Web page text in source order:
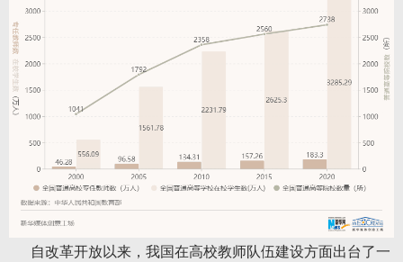
自改革开放以来，我国在高校教师队伍建设方面出台了一